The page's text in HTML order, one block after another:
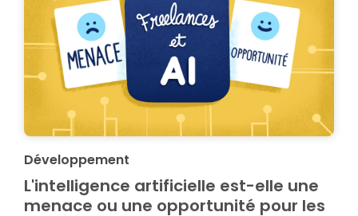
Développement
L'intelligence artificielle est-elle une
menace ou une opportunité pour les